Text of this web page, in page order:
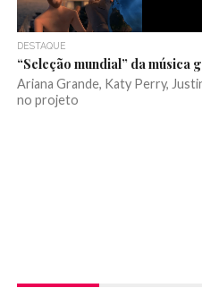
DESTAQUE
“Seleção mundial” da música
Ariana Grande, Katy Perry,
no projeto